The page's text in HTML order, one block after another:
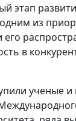
этап
из
в
ученые и